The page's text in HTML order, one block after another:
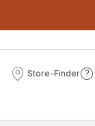
Store-Finder
Store-